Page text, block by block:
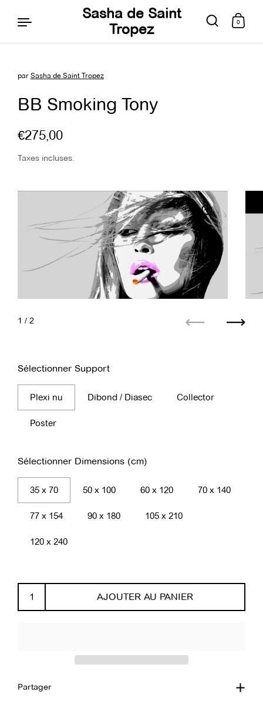
Aller au contenu
Sasha de Saint
Tropez
0
BB Smoking Tony
par Sasha de Saint Tropez
€275,00
Taxes incluses.
Sélectionner Support
Plexi nu Dibond / Diasec Collector
Poster
Sélectionner Dimensions (cm)
35 x 70 50 x 100 60 x 120 70 x 140
77 x 154 90 x 180 105 x 210
120 x 240
AJOUTER AU PANIER
Partager
1 / 2